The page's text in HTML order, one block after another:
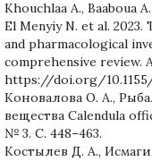
Khouchlaa A., Baaboua
El Menyiy N. et al.
and pharmacological
comprehensive review.
https://doi.org/
Коновалова О. А.,
вещества Calendula
№ 3. С. 448–463.
Костылев Д. А.,